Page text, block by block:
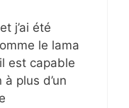
j’ai été
le lama
est capable
plus d’un